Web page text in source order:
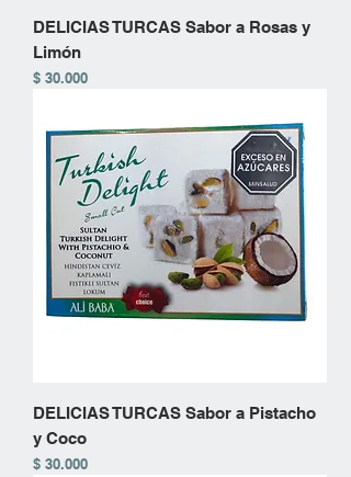
DELICIAS TURCAS Sabor a Rosas y
Limón
Precio
$ 30.000
DELICIAS TURCAS Sabor a Pistacho
y Coco
Precio
$ 30.000